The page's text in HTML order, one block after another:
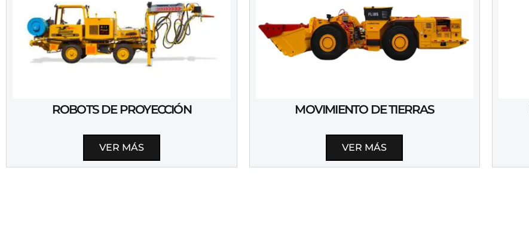
ROBOTS DE PROYECCIÓN
VER MÁS
MOVIMIENTO DE TIERRAS
VER MÁS